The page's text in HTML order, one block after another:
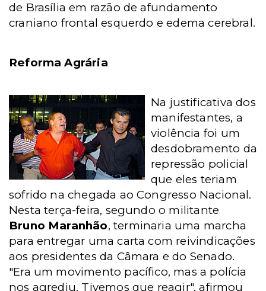
de Brasília em razão de afundamento
craniano frontal esquerdo e edema cerebral.
Reforma Agrária
Na justificativa dos
manifestantes, a
violência foi um
desdobramento da
repressão policial
que eles teriam
sofrido na chegada ao Congresso Nacional.
Nesta terça-feira, segundo o militante
Bruno Maranhão, terminaria uma marcha
para entregar uma carta com reivindicações
aos presidentes da Câmara e do Senado.
"Era um movimento pacífico, mas a polícia
nos agrediu. Tivemos que reagir", afirmou